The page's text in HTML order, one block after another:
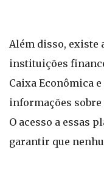
Além disso, existe
instituições
Caixa Econômica
informações
O acesso a essas
garantir que